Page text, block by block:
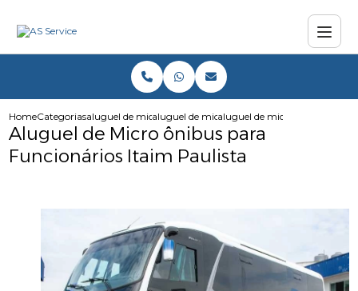
HomeCategoriasaluguel de micro onibusaluguel de microonibusaluguel de micro onibus para
Aluguel de Micro ônibus para
Funcionários Itaim Paulista